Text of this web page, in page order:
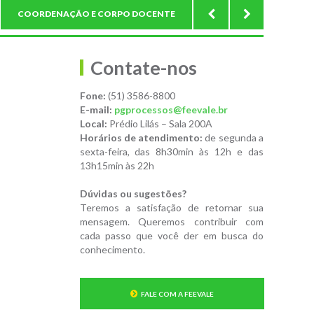
COORDENAÇÃO E CORPO DOCENTE ESTRUTURA
Contate-nos
Fone: (51) 3586-8800
E-mail: pgprocessos@feevale.br
Local: Prédio Lilás – Sala 200A
Horários de atendimento:de segunda a
sexta-feira, das 8h30min às 12h e das
13h15min às 22h
Dúvidas ou sugestões?
Teremos a satisfação de retornar sua
mensagem. Queremos contribuir com
cada passo que você der em busca do
conhecimento.
FALE COM A FEEVALE